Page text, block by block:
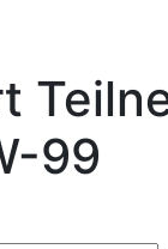
99